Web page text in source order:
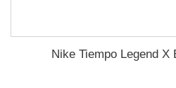
Nike Tiempo Legend X